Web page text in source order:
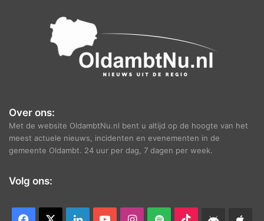
Over ons:
Met de website OldambtNu.nl bent u altijd op de hoogte van het
meest actuele nieuws, incidenten en evenementen in de
gemeente Oldambt. 24 uur per dag, 7 dagen per week.
Volg ons: